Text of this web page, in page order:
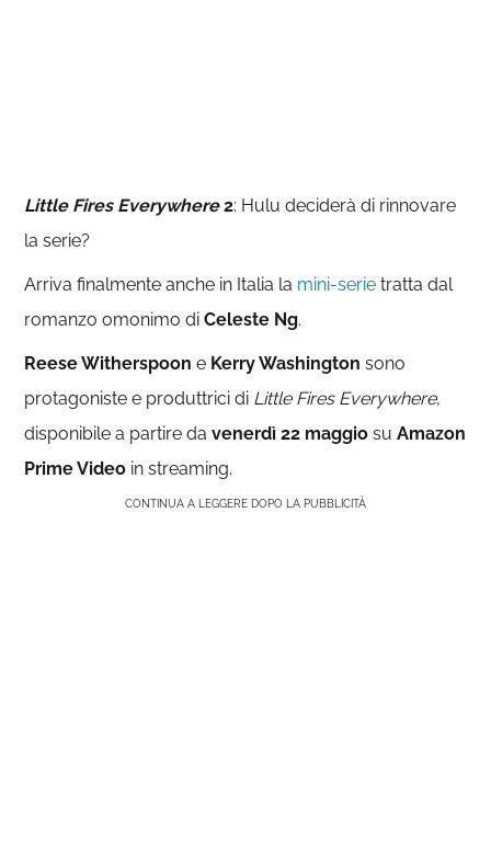
Little Fires Everywhere2: Hulu deciderà di rinnovare
la serie?
Arriva finalmente anche in Italia la mini-serie tratta dal
romanzo omonimo diCeleste Ng.
Reese Witherspoon e Kerry Washington sono
protagoniste e produttrici di Little Fires Everywhere,
disponibile a partire davenerdì 22 maggio suAmazon
Prime Video in streaming.
CONTINUA A LEGGERE DOPO LA PUBBLICITÀ